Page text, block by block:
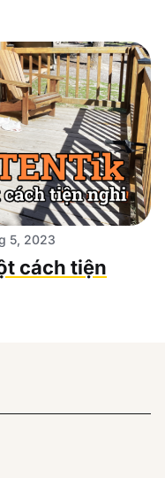
5, 2023
cách tiện